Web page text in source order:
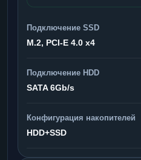
Подключение SSD
M.2, PCI-E 4.0 x4
Подключение HDD
SATA 6Gb/s
Конфигурация накопителей
HDD+SSD